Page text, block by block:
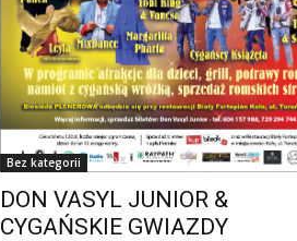
Bez kategorii
DON VASYL JUNIOR &
CYGAŃSKIE GWIAZDY